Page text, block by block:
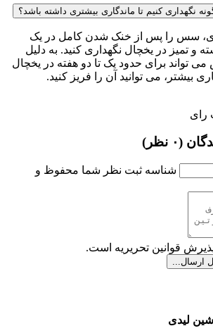
نگهداری کنیم تا ماندگاری بیشتری داشته باشد؟
سس را پس از خنک شدن کامل در یک
تمیز در یخچال نگهداری کنید. به دلیل
تواند برای حدود یک تا دو هفته در یخچال
بیشتر، می توانید آن را فریز کنید.
رای
(۰ نظر)
شناسه ثبت نظر شما محفوظ و
قوانین تحریریه است.
ارسال...
لیدی